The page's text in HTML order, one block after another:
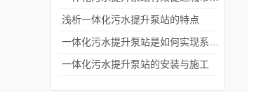
浅析一体化污水提升泵站的特点
一体化污水提升泵站的安装与施工